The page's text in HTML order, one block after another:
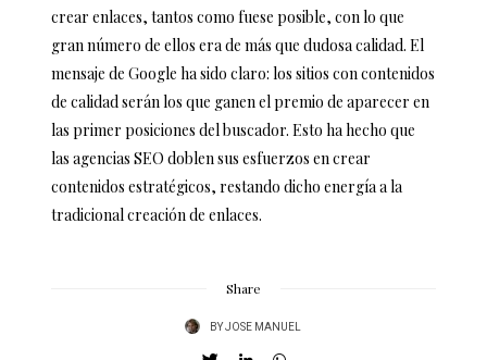
crear enlaces, tantos como fuese posible, con lo que
gran número de ellos era de más que dudosa calidad. El
mensaje de Google ha sido claro: los sitios con contenidos
de calidad serán los que ganen el premio de aparecer en
las primer posiciones del buscador. Esto ha hecho que
las agencias SEO doblen sus esfuerzos en crear
contenidos estratégicos, restando dicho energía a la
tradicional creación de enlaces.
Share
BYJOSE MANUEL